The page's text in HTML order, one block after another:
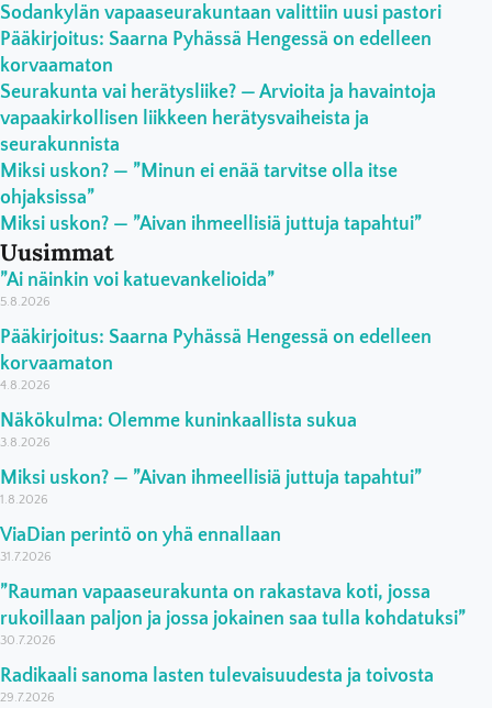
Sodankylän vapaaseurakuntaan valittiin uusi pastori
Pääkirjoitus: Saarna Pyhässä Hengessä on edelleen
korvaamaton
Seurakunta vai herätysliike? — Arvioita ja havaintoja
vapaakirkollisen liikkeen herätysvaiheista ja
seurakunnista
Miksi uskon? — ”Minun ei enää tarvitse olla itse
ohjaksissa”
Miksi uskon? — ”Aivan ihmeellisiä juttuja tapahtui”
Uusimmat
”Ai näinkin voi katuevankelioida”
5.8.2026
Pääkirjoitus: Saarna Pyhässä Hengessä on edelleen
korvaamaton
4.8.2026
Näkökulma: Olemme kuninkaallista sukua
3.8.2026
Miksi uskon? — ”Aivan ihmeellisiä juttuja tapahtui”
1.8.2026
ViaDian perintö on yhä ennallaan
31.7.2026
”Rauman vapaaseurakunta on rakastava koti, jossa
rukoillaan paljon ja jossa jokainen saa tulla kohdatuksi”
30.7.2026
Radikaali sanoma lasten tulevaisuudesta ja toivosta
29.7.2026